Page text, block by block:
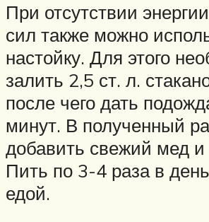
При отсутствии
сил также можно
настойку. Для этого
залить 2,5 ст. л.
после чего дать
минут. В полученный
добавить свежий мед и
Пить по 3-4 раза в
едой.